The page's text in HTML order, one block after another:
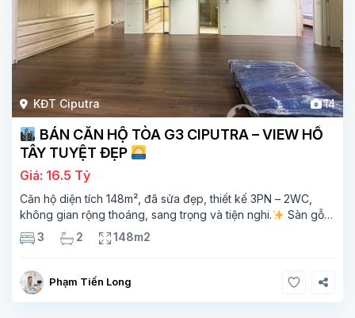
KĐT Ciputra 14
BÁN CĂN HỘ TÒA G3 CIPUTRA – VIEW HỒ
TÂY TUYỆT ĐẸP
Giá: 16.5 Tỷ
Căn hộ diện tích 148m², đã sửa đẹp, thiết kế 3PN – 2WC,
không gian rộng thoáng, sang trọng và tiện nghi.
Sàn gỗ
cao cấp, ánh sáng tự nhiên chan hòa, view hồ Tây đắt giá –
mang lại
3 2 148m2
Phạm Tiến Long